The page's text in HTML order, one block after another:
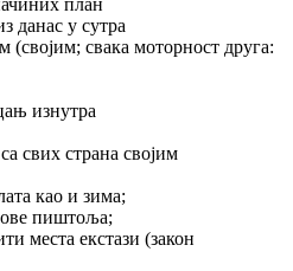
данас у сутра
(својим; свака моторност друга:
изнутра
свих страна својим
као и зима;
пиштоља;
места екстази (закон